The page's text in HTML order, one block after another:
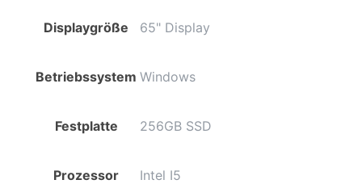
Displaygröße 65" Display
Betriebssystem Windows
Festplatte 256GB SSD
Prozessor Intel I5